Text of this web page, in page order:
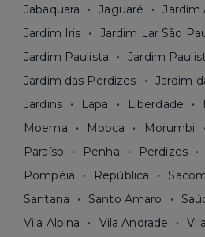
Jabaquara
Jaguaré
Jardim
Jardim Iris
Jardim Lar São
Jardim Paulista
Jardim
Jardim das Perdizes
Jardim
Jardins
Lapa Liberdade
Moema
Mooca Morumbi
Paraíso
Penha Perdizes
Pompéia
República
Santana
Santo Amaro
Vila Alpina
Vila Andrade